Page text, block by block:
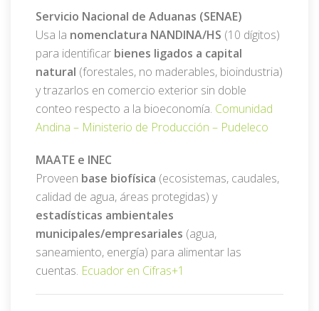
Servicio Nacional de Aduanas (SENAE)
Usa la nomenclatura NANDINA/HS (10 dígitos)
para identificar bienes ligados a capital
natural (forestales, no maderables, bioindustria)
y trazarlos en comercio exterior sin doble
conteo respecto a la bioeconomía. Comunidad
Andina – Ministerio de Producción – Pudeleco
MAATE e INEC
Proveen base biofísica (ecosistemas, caudales,
calidad de agua, áreas protegidas) y
estadísticas ambientales
municipales/empresariales (agua,
saneamiento, energía) para alimentar las
cuentas. Ecuador en Cifras+1